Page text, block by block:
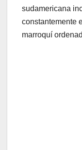
sudamericana
constantemente
marroquí